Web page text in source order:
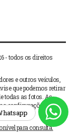
- todos os direitos
e outros veículos,
que podemos retirar
todas as fotos. As
configurações de seu
para consulta.
1